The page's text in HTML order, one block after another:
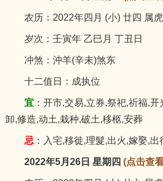
农历：2022年四月 (小) 廿四 属虎
岁次：壬寅年 乙巳月 丁丑日
冲煞：沖羊(辛未)煞东
十二值日：成执位
宜：开市,交易,立券,祭祀,祈福,
卸,修造,动土,栽种,破土,移柩,安葬
忌 ：入宅,移徙,理髮,出火,嫁娶,出
2022年5月26日 星期四 (点击查